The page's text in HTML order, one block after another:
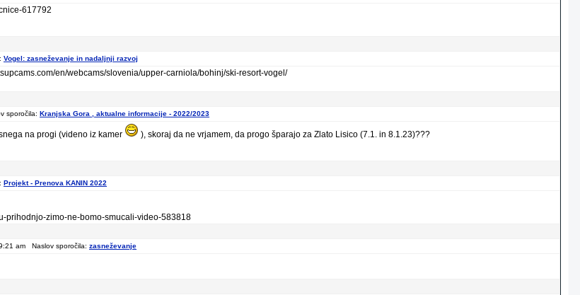
617792
Vogel: zasneževanje in nadaljnji razvoj
en/webcams/slovenia/upper-carniola/bohinj/ski-resort-vogel/
sporočila: Kranjska Gora , aktualne informacije - 2022/2023
na progi (videno iz kamer
), skoraj da ne vrjamem, da progo šparajo za Zlato Lisico (7.1. in 8.1.23)???
Projekt - Prenova KANIN 2022
prihodnjo-zimo-ne-bomo-smucali-video-583818
am Naslov sporočila: zasneževanje